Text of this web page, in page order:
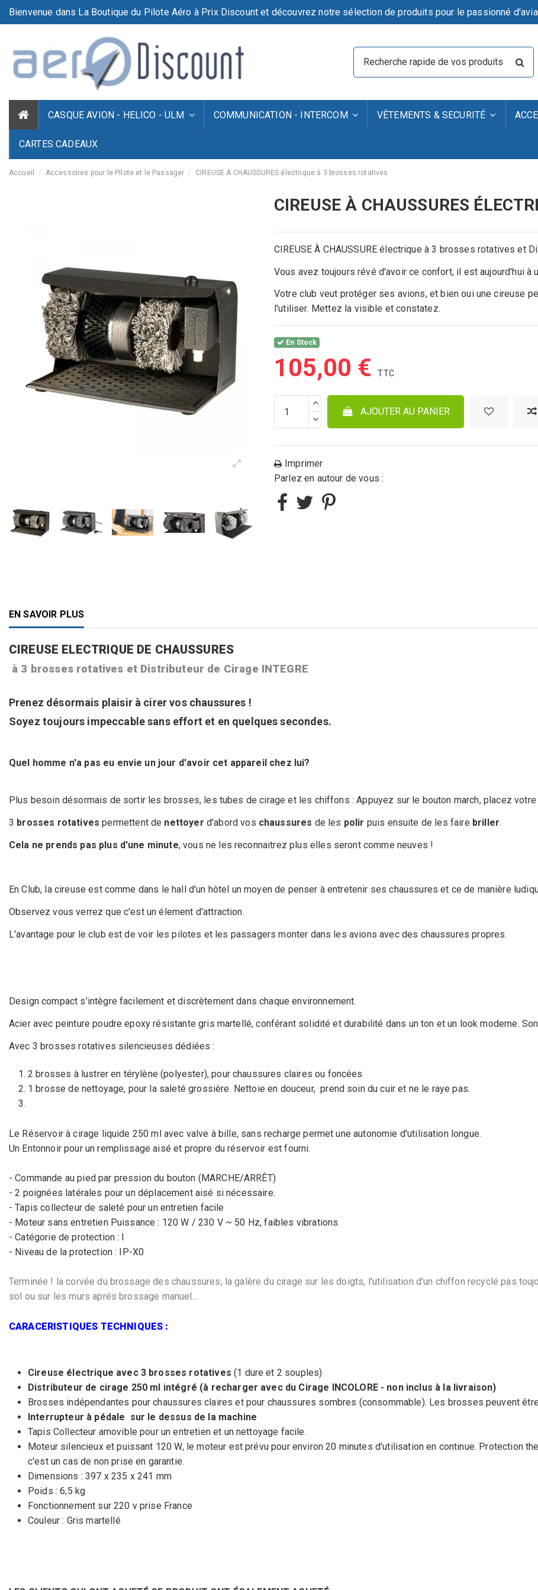
Bienvenue dans La Boutique du Pilote Aéro à Prix Discount et découvrez notre sélection de produits pour le passionné
CASQUE AVION - HELICO - ULM COMMUNICATION - INTERCOM VÊTEMENTS & SECURITÉ
CARTES CADEAUX
Accueil Accessoires pour le Pilote et le Passager CIREUSE À CHAUSSURES électrique à 3 brosses rotatives
CIREUSE À CHAUSSURES
CIREUSE À CHAUSSURE électrique à 3 brosses rotatives et
Vous avez toujours révé d'avoir ce confort, il est aujourd'hui à
Votre club veut protéger ses avions, et bien oui une cireuse
l'utiliser. Mettez la visible et constatez.
En Stock
105,00 €
AJOUTER AU PANIER
Imprimer
Parlez en autour de vous :
EN SAVOIR PLUS
CIREUSE ELECTRIQUE DE CHAUSSURES
à 3 brosses rotatives et Distributeur de Cirage INTEGRE
Prenez désormais plaisir à cirer vos chaussures !
Soyez toujours impeccable sans effort et en quelques secondes .
Quel homme n'a pas eu envie un jour d'avoir cet appareil chez lui?
Plus besoin désormais de sortir les brosses, les tubes de cirage et les chiffons : Appuyez sur le bouton march, placez
3 brosses rotatives permettent de nettoyer d'abord vos chaussures de les polir puis ensuite de les faire briller.
Cela ne prends pas plus d'une minute, vous ne les reconnaitrez plus elles seront comme neuves !
En Club, la cireuse est comme dans le hall d'un hôtel un moyen de penser à entretenir ses chaussures et ce de manière
Observez vous verrez que c'est un élement d'attraction.
L'avantage pour le club est de voir les pilotes et les passagers monter dans les avions avec des chaussures propres.
Design compact s’intègre facilement et discrètement dans chaque environnement.
Acier avec peinture poudre epoxy résistante gris martellé, conférant solidité et durabilité dans un ton et un look moderne.
Avec 3 brosses rotatives silencieuses dédiées :
2 brosses à lustrer en térylène (polyester), pour chaussures claires ou foncées
1 brosse de nettoyage, pour la saleté grossière. Nettoie en douceur, prend soin du cuir et ne le raye pas.
Le Réservoir à cirage liquide 250 ml avec valve à bille, sans recharge permet une autonomie d'utilisation longue .
Un Entonnoir pour un remplissage aisé et propre du réservoir est fourni.
- Commande au pied par pression du bouton (MARCHE/ARRÊT)
- 2 poignées latérales pour un déplacement aisé si nécessaire.
- Tapis collecteur de saleté pour un entretien facile
- Moteur sans entretien Puissance : 120 W / 230 V ~ 50 Hz, faibles vibrations.
- Catégorie de protection : I
- Niveau de la protection : IP-X0
Terminée ! la corvée du brossage des chaussures, la galère du cirage sur les doigts, l'utilisation d'un chiffon recyclé pas
sol ou sur les murs aprés brossage manuel...
CARACERISTIQUES TECHNIQUES :
Cireuse électrique avec 3 brosses rotatives (1 dure et 2 souples)
Distributeur de cirage 250 ml intégré (à recharger avec du Cirage INCOLORE - non inclus à la livraison)
Brosses indépendantes pour chaussures claires et pour chaussures sombres (consommable). Les brosses peuvent
Interrupteur à pédale sur le dessus de la machine
Tapis Collecteur amovible pour un entretien et un nettoyage facile.
Moteur silencieux et puissant 120 W, le moteur est prévu pour environ 20 minutes d'utilisation en continue. Protection
c'est un cas de non prise en garantie.
Dimensions : 397 x 235 x 241 mm
Poids : 6,5 kg
Fonctionnement sur 220 v prise France
Couleur : Gris martellé